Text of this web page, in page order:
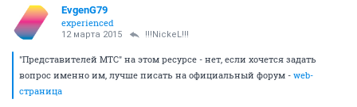
EvgenG79
experienced
12 марта 2015 !!!NickeL!!!
"Представителей МТС" на этом ресурсе - нет, если хочется задать
вопрос именно им, лучше писать на официальный форум - web-
страница